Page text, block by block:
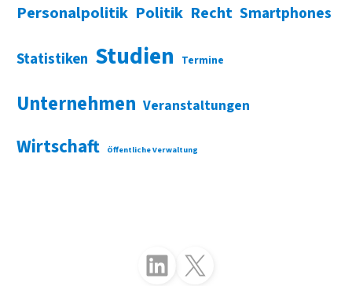
Personalpolitik Politik Recht Smartphones
Statistiken Studien Termine
Unternehmen Veranstaltungen
Wirtschaft Öffentliche Verwaltung
Folgen Sie uns auf LinkedInFolgen Sie uns auf X (Twitter)